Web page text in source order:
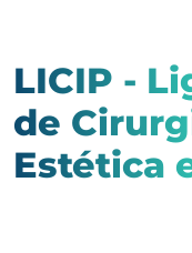
LICIP -
de
Estética